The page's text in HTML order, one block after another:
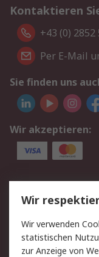
Kontaktieren
+43 (0) 2852
Per E-Mail
Sie finden uns
Wir akzeptieren:
Service
Value Added
Rücksendung/
Hilfe
Wir
Wir verwenden
statistischen
zur Anzeige von